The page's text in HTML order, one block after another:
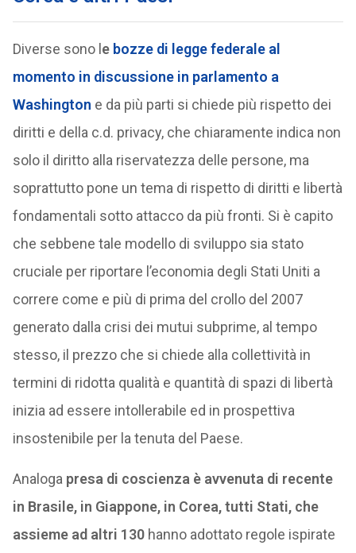
Diverse sono l e bozze di legge federale al
momento in discussione in parlamento a
Washington e da più parti si chiede più rispetto dei
diritti e della c.d. privacy, che chiaramente indica non
solo il diritto alla riservatezza delle persone, ma
soprattutto pone un tema di rispetto di diritti e libertà
fondamentali sotto attacco da più fronti. Si è capito
che sebbene tale modello di sviluppo sia stato
cruciale per riportare l’economia degli Stati Uniti a
correre come e più di prima del crollo del 2007
generato dalla crisi dei mutui subprime, al tempo
stesso, il prezzo che si chiede alla collettività in
termini di ridotta qualità e quantità di spazi di libertà
inizia ad essere intollerabile ed in prospettiva
insostenibile per la tenuta del Paese.
Analoga presa di coscienza è avvenuta di recente
in Brasile, in Giappone, in Corea, tutti Stati, che
assieme ad altri 130hanno adottato regole ispirate